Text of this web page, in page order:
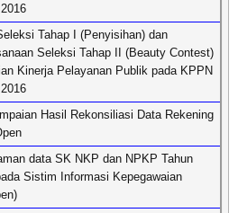
Tahap I (Penyisihan) dan
Seleksi Tahap II (Beauty Contest)
Kinerja Pelayanan Publik pada KPPN
Hasil Rekonsiliasi Data Rekening
data SK NKP dan NPKP Tahun
Sistim Informasi Kepegawaian